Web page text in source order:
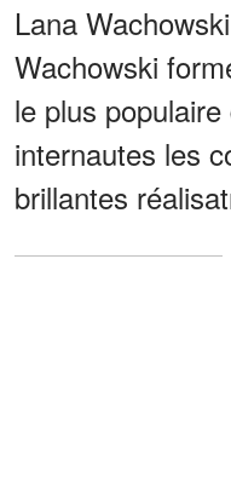
Lana
Wachowski
le plus
internautes les
brillantes